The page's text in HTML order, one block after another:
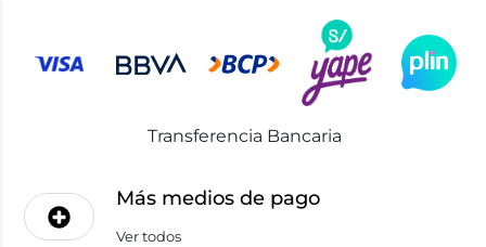
Transferencia Bancaria
Más medios de pago
Ver todos